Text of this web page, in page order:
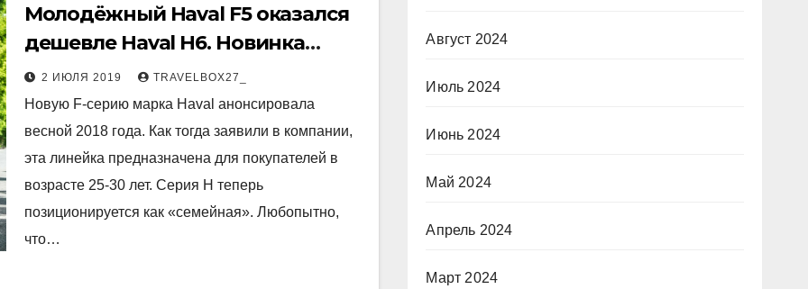
Молодёжный Haval F5 оказался
дешевле Haval H6. Новинка
доберётся и до России
2 ИЮЛЯ 2019 TRAVELBOX27_
Новую F-серию марка Haval анонсировала
весной 2018 года. Как тогда заявили в компании,
эта линейка предназначена для покупателей в
возрасте 25-30 лет. Серия H теперь
позиционируется как «семейная». Любопытно,
что…
Август 2024
Июль 2024
Июнь 2024
Май 2024
Апрель 2024
Март 2024